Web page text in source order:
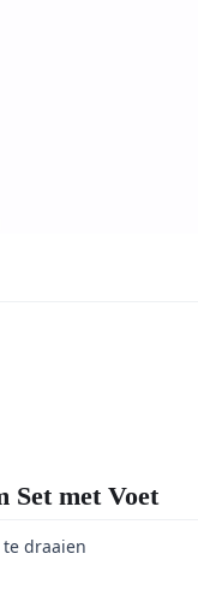
Set met Voet
draaien